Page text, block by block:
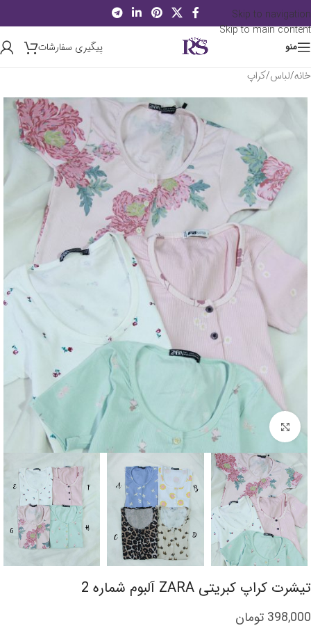
Skip to navigation
Skip to main content
منو
پیگیری سفارشات
خانه/لباس/کراپ
برای بزرگنمایی کلیک کنید
تیشرت کراپ کبریتی ZARA آلبوم شماره 2
398,000 تومان